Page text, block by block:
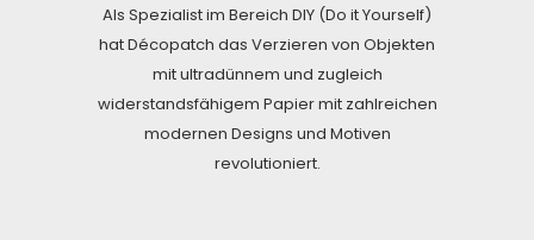
Als Spezialist im Bereich DIY (Do it Yourself)
hat Décopatch das Verzieren von Objekten
mit ultradünnem und zugleich
widerstandsfähigem Papier mit zahlreichen
modernen Designs und Motiven
revolutioniert.